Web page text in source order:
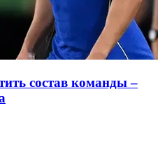
состав команды –